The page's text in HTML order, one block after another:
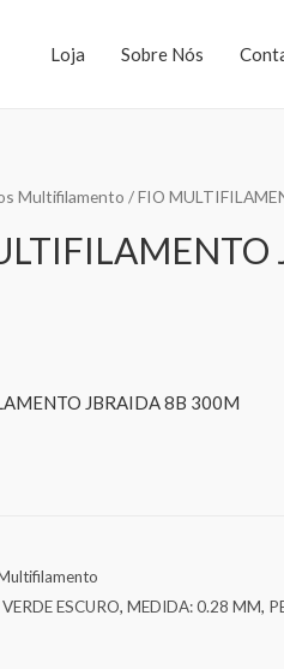
Loja Sobre Nós
Multifilamento / FIO
JBRAIDA 8B 300M
ESCURO, MEDIDA: 0.28 MM,